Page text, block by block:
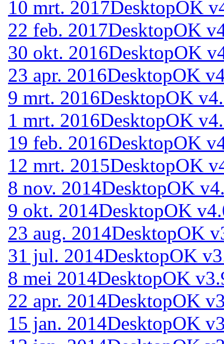
10 mrt. 2017DesktopOK
22 feb. 2017DesktopOK
30 okt. 2016DesktopOK
23 apr. 2016DesktopOK
9 mrt. 2016DesktopOK
1 mrt. 2016DesktopOK
19 feb. 2016DesktopOK
12 mrt. 2015DesktopOK
8 nov. 2014DesktopOK
9 okt. 2014DesktopOK
23 aug. 2014DesktopOK
31 jul. 2014DesktopOK
8 mei 2014DesktopOK
22 apr. 2014DesktopOK
15 jan. 2014DesktopOK